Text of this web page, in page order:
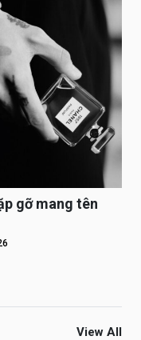
gỡ mang tên
View All